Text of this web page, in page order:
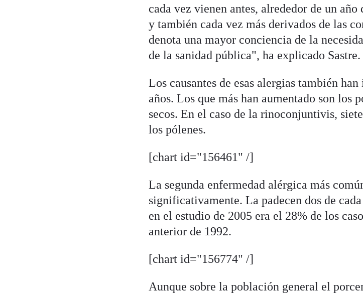
cada vez vienen antes, alrededor de un
y también cada vez más derivados de las
denota una mayor conciencia de la
de la sanidad pública", ha explicado Sastre.
Los causantes de esas alergias también
años. Los que más han aumentado son los
secos. En el caso de la rinoconjuntivis,
los pólenes.
[chart id="156461" /]
La segunda enfermedad alérgica más
significativamente. La padecen dos de
en el estudio de 2005 era el 28% de los
anterior de 1992.
[chart id="156774" /]
Aunque sobre la población general el